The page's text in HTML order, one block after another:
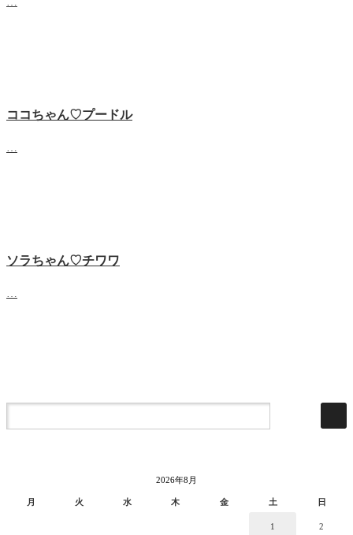
ココちゃん♡‬プードル
ソラちゃん♡‬チワワ
2026年8月
月 火 水 木 金 土 日
1 2